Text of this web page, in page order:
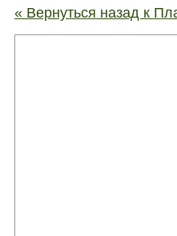
« Вернуться назад к